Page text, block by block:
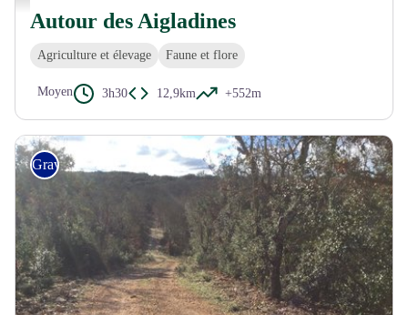
Autour des Aigladines
Agriculture et élevage Faune et flore
Moyen 3h30 12,9km +552m
Gravel